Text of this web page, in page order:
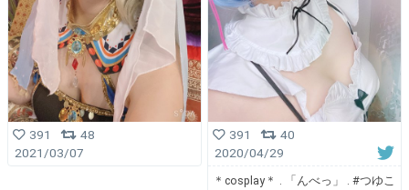
391
48
2021/03/07
391
40
2020/04/29
＊cosplay＊ . 「んべっ」 . #つゆこ